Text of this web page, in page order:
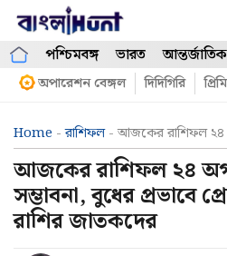
Skip
contentপশ্চিমবঙ্গ ভারত আন্তর্জাতিক
অপারেশন বেঙ্গল দিদিগিরি
Home -রাশিফল- আজকের রাশিফল ২৪
আজকের রাশিফল ২৪
সম্ভাবনা, বুধের প্রভাবে
রাশির জাতকদের